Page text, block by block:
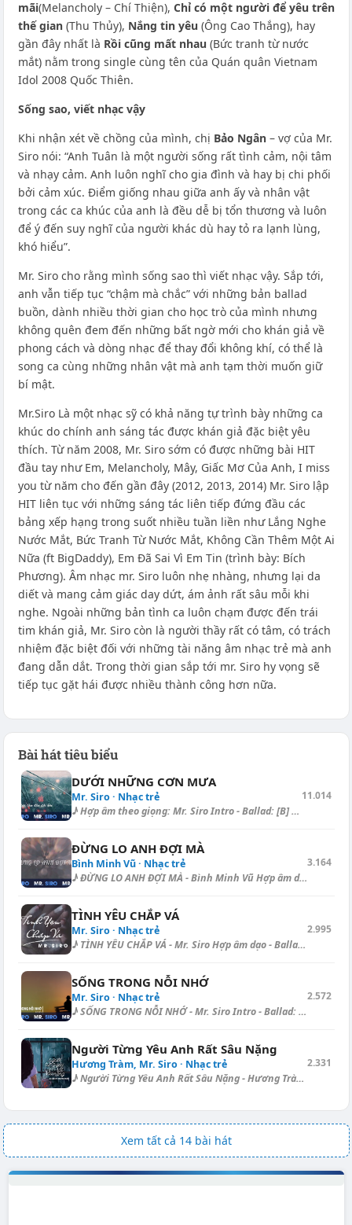
mãi(Melancholy – Chí Thiện), Chỉ có một người để yêu trên
thế gian(Thu Thủy), Nắng tin yêu (Ông Cao Thắng), hay
gần đây nhất là Rồi cũng mất nhau (Bức tranh từ nước
mắt) nằm trong single cùng tên của Quán quân Vietnam
Idol 2008 Quốc Thiên.
Sống sao, viết nhạc vậy
Khi nhận xét về chồng của mình, chị Bảo Ngân– vợ của Mr.
Siro nói: “Anh Tuân là một người sống rất tình cảm, nội tâm
và nhạy cảm. Anh luôn nghĩ cho gia đình và hay bị chi phối
bởi cảm xúc. Điểm giống nhau giữa anh ấy và nhân vật
trong các ca khúc của anh là đều dễ bị tổn thương và luôn
để ý đến suy nghĩ của người khác dù hay tỏ ra lạnh lùng,
khó hiểu”.
Mr. Siro cho rằng mình sống sao thì viết nhạc vậy. Sắp tới,
anh vẫn tiếp tục “chậm mà chắc” với những bản ballad
buồn, dành nhiều thời gian cho học trò của mình nhưng
không quên đem đến những bất ngờ mới cho khán giả về
phong cách và dòng nhạc để thay đổi không khí, có thể là
song ca cùng những nhân vật mà anh tạm thời muốn giữ
bí mật.
Mr.Siro Là một nhạc sỹ có khả năng tự trình bày những ca
khúc do chính anh sáng tác được khán giả đặc biệt yêu
thích. Từ năm 2008, Mr. Siro sớm có được những bài HIT
đầu tay như Em, Melancholy, Mây, Giấc Mơ Của Anh, I miss
you từ năm cho đến gần đây (2012, 2013, 2014) Mr. Siro lập
HIT liên tục với những sáng tác liên tiếp đứng đầu các
bảng xếp hạng trong suốt nhiều tuần liền như Lắng Nghe
Nước Mắt, Bức Tranh Từ Nước Mắt, Không Cần Thêm Một Ai
Nữa (ft BigDaddy), Em Đã Sai Vì Em Tin (trình bày: Bích
Phương). Âm nhạc mr. Siro luôn nhẹ nhàng, nhưng lại da
diết và mang cảm giác day dứt, ám ảnh rất sâu mỗi khi
nghe. Ngoài những bản tình ca luôn chạm được đến trái
tim khán giả, Mr. Siro còn là người thầy rất có tâm, có trách
nhiệm đặc biệt đối với những tài năng âm nhạc trẻ mà anh
đang dẫn dắt. Trong thời gian sắp tới mr. Siro hy vọng sẽ
tiếp tục gặt hái được nhiều thành công hơn nữa.
Bài hát tiêu biểu
DƯỚI NHỮNG CƠN MƯA
Mr. Siro · Nhạc trẻ
♪ Hợp âm theo giọng: Mr. Siro Intro - Ballad: [B] | [A] | [D] | [Bm] | [...
11.014
ĐỪNG LO ANH ĐỢI MÀ
Bình Minh Vũ · Nhạc trẻ
♪ ĐỪNG LO ANH ĐỢI MÀ - Bình Minh Vũ Hợp âm dạo - Ballad: [A] | [E] | [E]...
3.164
TÌNH YÊU CHẮP VÁ
Mr. Siro · Nhạc trẻ
♪ TÌNH YÊU CHẮP VÁ - Mr. Siro Hợp âm dạo - Ballad: [Fm] | [Fm] | [C#] |...
2.995
SỐNG TRONG NỖI NHỚ
Mr. Siro · Nhạc trẻ
♪ SỐNG TRONG NỖI NHỚ - Mr. Siro Intro - Ballad: [Bb] | [Bb] | [D#] | [Am...
2.572
Người Từng Yêu Anh Rất Sâu Nặng
Hương Tràm, Mr. Siro · Nhạc trẻ
♪ Người Từng Yêu Anh Rất Sâu Nặng - Hương Tràm & Mr. Siro Điệu: Ball...
2.331
Xem tất cả 14 bài hát